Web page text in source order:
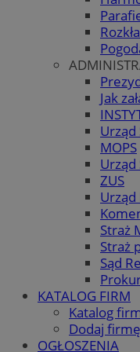
Jak
Urząd
MOPS
ZUS
Urząd
Straż
Straż
Sąd
KATALOG FIRM
Katalog
Dodaj
OGŁOSZENIA